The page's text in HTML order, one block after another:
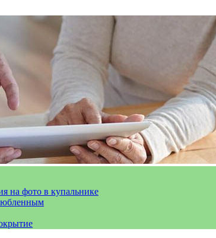
на фото в купальнике